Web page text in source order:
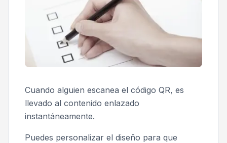
Cuando alguien escanea el código QR, es
llevado al contenido enlazado
instantáneamente.
Puedes personalizar el diseño para que